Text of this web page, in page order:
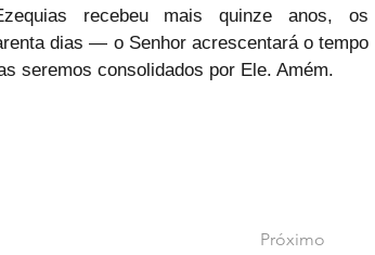
recebeu mais quinze anos, os
dias — o Senhor acrescentará o tempo
seremos consolidados por Ele. Amém.
Próximo